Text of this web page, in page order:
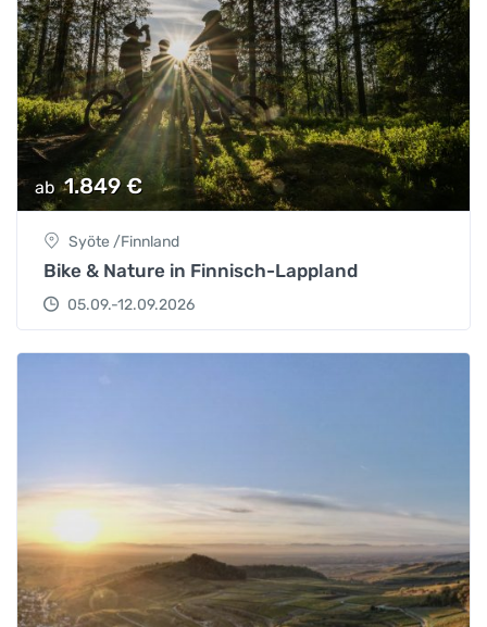
ab 1.849€
Syöte /Finnland
Bike & Nature in Finnisch-Lappland
05.09.-12.09.2026